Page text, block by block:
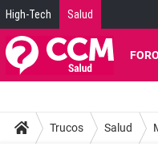
High-Tech Salud
Trucos Salud